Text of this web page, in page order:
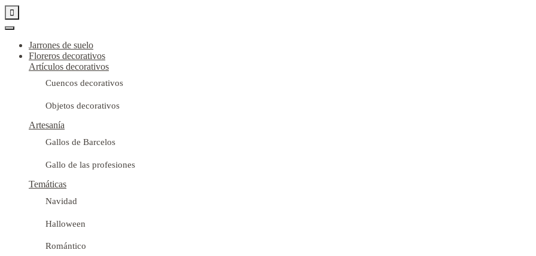

Jarrones de suelo
Floreros decorativos
Artículos decorativos
Cuencos decorativos
Objetos decorativos
Artesanía
Gallos de Barcelos
Gallo de las profesiones
Temáticas
Navidad
Halloween
Romántico